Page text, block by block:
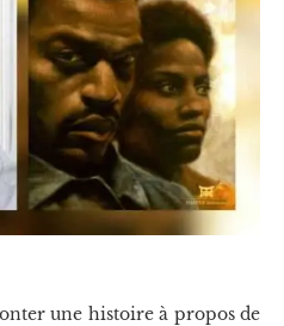
une histoire à propos de